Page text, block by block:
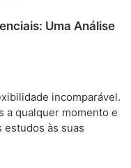
Uma Análise
incomparável.
a qualquer momento e
estudos às suas